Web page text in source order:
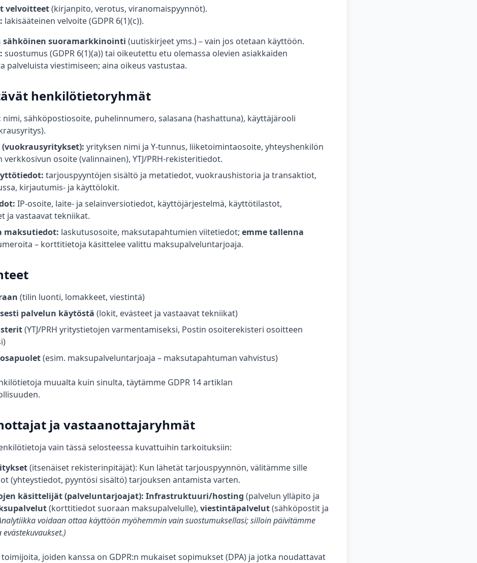
velvoitteet(kirjanpito, verotus, viranomaispyynnöt).
lakisääteinen velvoite (GDPR 6(1)(c)).
sähköinen suoramarkkinointi (uutiskirjeet yms.) – vain jos otetaan käyttöön.
suostumus (GDPR 6(1)(a)) tai oikeutettu etu olemassa olevien asiakkaiden
palveluista viestimiseen; aina oikeus vastustaa.
henkilötietoryhmät
nimi, sähköpostiosoite, puhelinnumero, salasana (hashattuna), käyttäjärooli
yrityksen nimi ja Y-tunnus, liiketoimintaosoite, yhteyshenkilön
osoite (valinnainen), YTJ/PRH-rekisteritiedot.
tarjouspyyntöjen sisältö ja metatiedot, vuokraushistoria ja transaktiot,
kirjautumis- ja käyttölokit.
IP-osoite, laite- ja selainversiotiedot, käyttöjärjestelmä, käyttötilastot,
ja vastaavat tekniikat.
maksutiedot: laskutusosoite, maksutapahtumien viitetiedot; emme tallenna
– korttitietoja käsittelee valittu maksupalveluntarjoaja.
(tilin luonti, lomakkeet, viestintä)
palvelun käytöstä (lokit, evästeet ja vastaavat tekniikat)
(YTJ/PRH yritystietojen varmentamiseksi, Postin osoiterekisteri osoitteen
(esim. maksupalveluntarjoaja – maksutapahtuman vahvistus)
muualta kuin sinulta, täytämme GDPR 14 artiklan
ja vastaanottajaryhmät
vain tässä selosteessa kuvattuihin tarkoituksiin:
(itsenäiset rekisterinpitäjät): Kun lähetät tarjouspyynnön, välitämme sille
(yhteystiedot, pyyntösi sisältö) tarjouksen antamista varten.
käsittelijät (palveluntarjoajat): Infrastruktuuri/hosting (palvelun ylläpito ja
(korttitiedot suoraan maksupalvelulle), viestintäpalvelut(sähköpostit ja
voidaan ottaa käyttöön myöhemmin vain suostumuksellasi; silloin päivitämme
joiden kanssa on GDPR:n mukaiset sopimukset (DPA) ja jotka noudattavat